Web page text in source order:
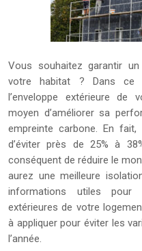
Vous souhaitez garantir
votre habitat ? Dans ce
l’enveloppe extérieure de
moyen d’améliorer sa
empreinte carbone. En
d’éviter près de 25% à
conséquent de réduire le
aurez une meilleure
informations utiles pour
extérieures de votre
à appliquer pour éviter les
l’année.